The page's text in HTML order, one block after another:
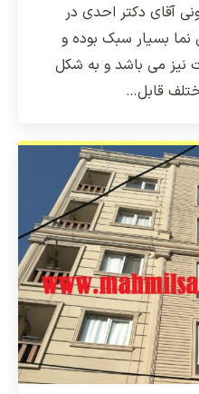
آقای دکتر احدی در
نما بسیار سبک بوده و
نیز می باشد و به شکل
قابل…